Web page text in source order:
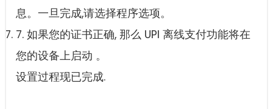
息。一旦完成,请选择程序选项。
7. 如果您的证书正确, 那么 UPI 离线支付功能将在
您的设备上启动 。
设置过程现已完成.